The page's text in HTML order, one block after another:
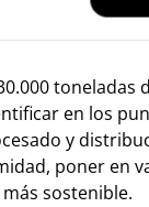
toneladas
en los
y
poner en
sostenible.